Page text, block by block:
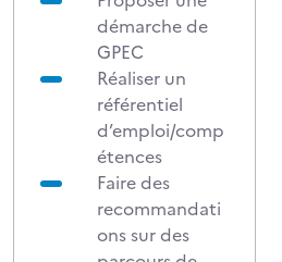
démarche de
GPEC
Réaliser un
référentiel
d’emploi/comp
étences
Faire des
recommandati
ons sur des